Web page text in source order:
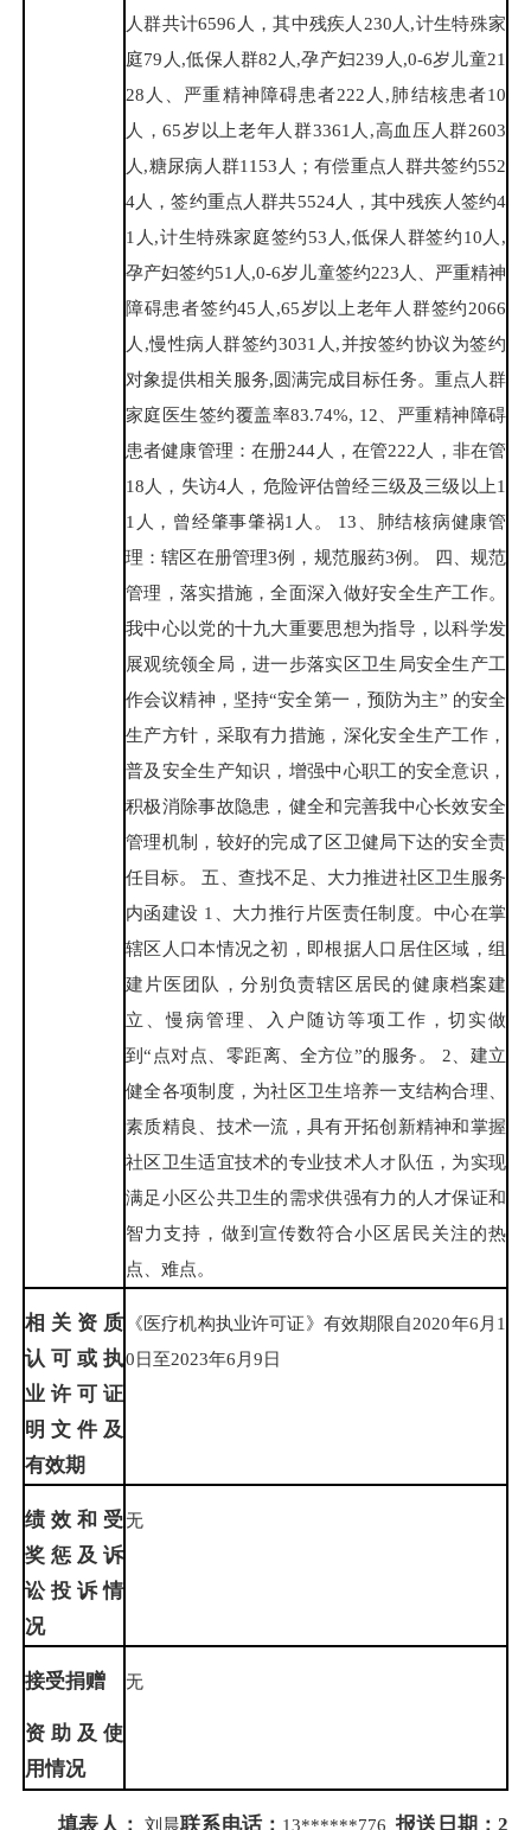
人群共计6596人，其中残疾人230人,计生特殊家
庭79人,低保人群82人,孕产妇239人,0-6岁儿童21
28人、严重精神障碍患者222人,肺结核患者10
人，65岁以上老年人群3361人,高血压人群2603
人,糖尿病人群1153人；有偿重点人群共签约552
4人，签约重点人群共5524人，其中残疾人签约4
1人,计生特殊家庭签约53人,低保人群签约10人,
孕产妇签约51人,0-6岁儿童签约223人、严重精神
障碍患者签约45人,65岁以上老年人群签约2066
人,慢性病人群签约3031人,并按签约协议为签约
对象提供相关服务,圆满完成目标任务。重点人群
家庭医生签约覆盖率83.74%, 12、严重精神障碍
患者健康管理：在册244人，在管222人，非在管
18人，失访4人，危险评估曾经三级及三级以上1
1人，曾经肇事肇祸1人。 13、肺结核病健康管
理：辖区在册管理3例，规范服药3例。 四、规范
管理，落实措施，全面深入做好安全生产工作。
我中心以党的十九大重要思想为指导，以科学发
展观统领全局，进一步落实区卫生局安全生产工
作会议精神，坚持“安全第一，预防为主” 的安全
生产方针，采取有力措施，深化安全生产工作，
普及安全生产知识，增强中心职工的安全意识，
积极消除事故隐患，健全和完善我中心长效安全
管理机制，较好的完成了区卫健局下达的安全责
任目标。 五、查找不足、大力推进社区卫生服务
内函建设 1、大力推行片医责任制度。中心在掌
辖区人口本情况之初，即根据人口居住区域，组
建片医团队，分别负责辖区居民的健康档案建
立、慢病管理、入户随访等项工作，切实做
到“点对点、零距离、全方位”的服务。 2、建立
健全各项制度，为社区卫生培养一支结构合理、
素质精良、技术一流，具有开拓创新精神和掌握
社区卫生适宜技术的专业技术人オ队伍，为实现
满足小区公共卫生的需求供强有力的人才保证和
智力支持，做到宣传数符合小区居民关注的热
点、难点。
相关资质
认可或执
业许可证
明文件及
有效期
《医疗机构执业许可证》有效期限自2020年6月1
0日至2023年6月9日
绩 效 和受
奖惩及诉
讼投诉情
况
无
接受捐赠
资助及使
用情况
无
填表人：刘晨联系电话： 13******776报送日期：2